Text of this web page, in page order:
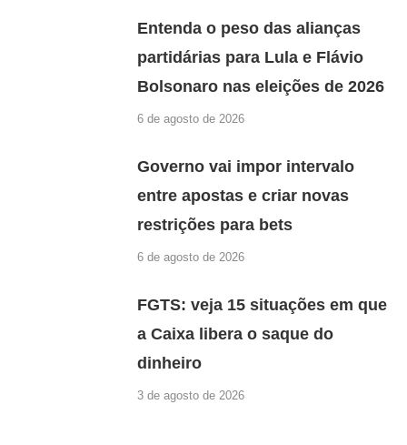
Entenda o peso das alianças
partidárias para Lula e Flávio
Bolsonaro nas eleições de 2026
6 de agosto de 2026
Governo vai impor intervalo
entre apostas e criar novas
restrições para bets
6 de agosto de 2026
FGTS: veja 15 situações em que
a Caixa libera o saque do
dinheiro
3 de agosto de 2026